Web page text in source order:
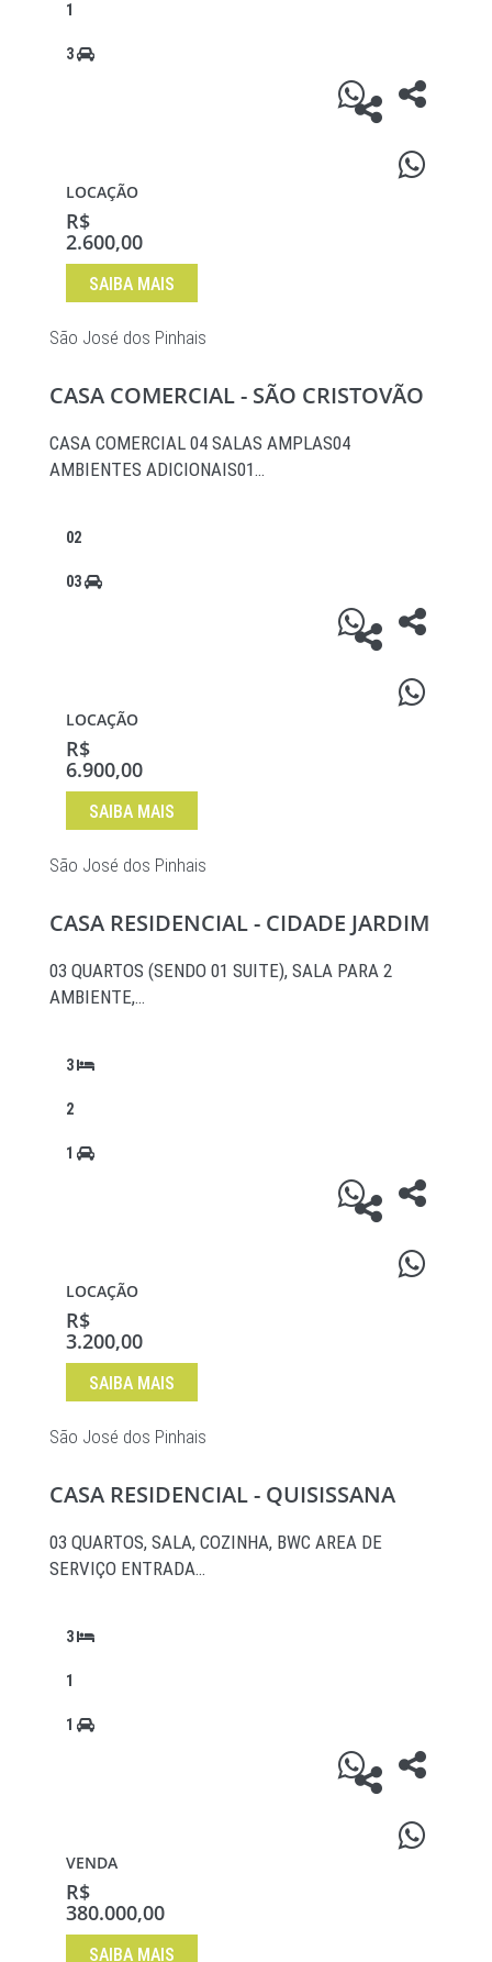
1
3
LOCAÇÃO
R$
2.600,00
SAIBA MAIS
São José dos Pinhais
CASA COMERCIAL - SÃO CRISTOVÃO
CASA COMERCIAL 04 SALAS AMPLAS04
AMBIENTES ADICIONAIS01…
02
03
LOCAÇÃO
R$
6.900,00
SAIBA MAIS
São José dos Pinhais
CASA RESIDENCIAL - CIDADE JARDIM
03 QUARTOS (SENDO 01 SUITE), SALA PARA 2
AMBIENTE,…
3
2
1
LOCAÇÃO
R$
3.200,00
SAIBA MAIS
São José dos Pinhais
CASA RESIDENCIAL - QUISISSANA
03 QUARTOS, SALA, COZINHA, BWC AREA DE
SERVIÇO ENTRADA…
3
1
1
VENDA
R$
380.000,00
SAIBA MAIS